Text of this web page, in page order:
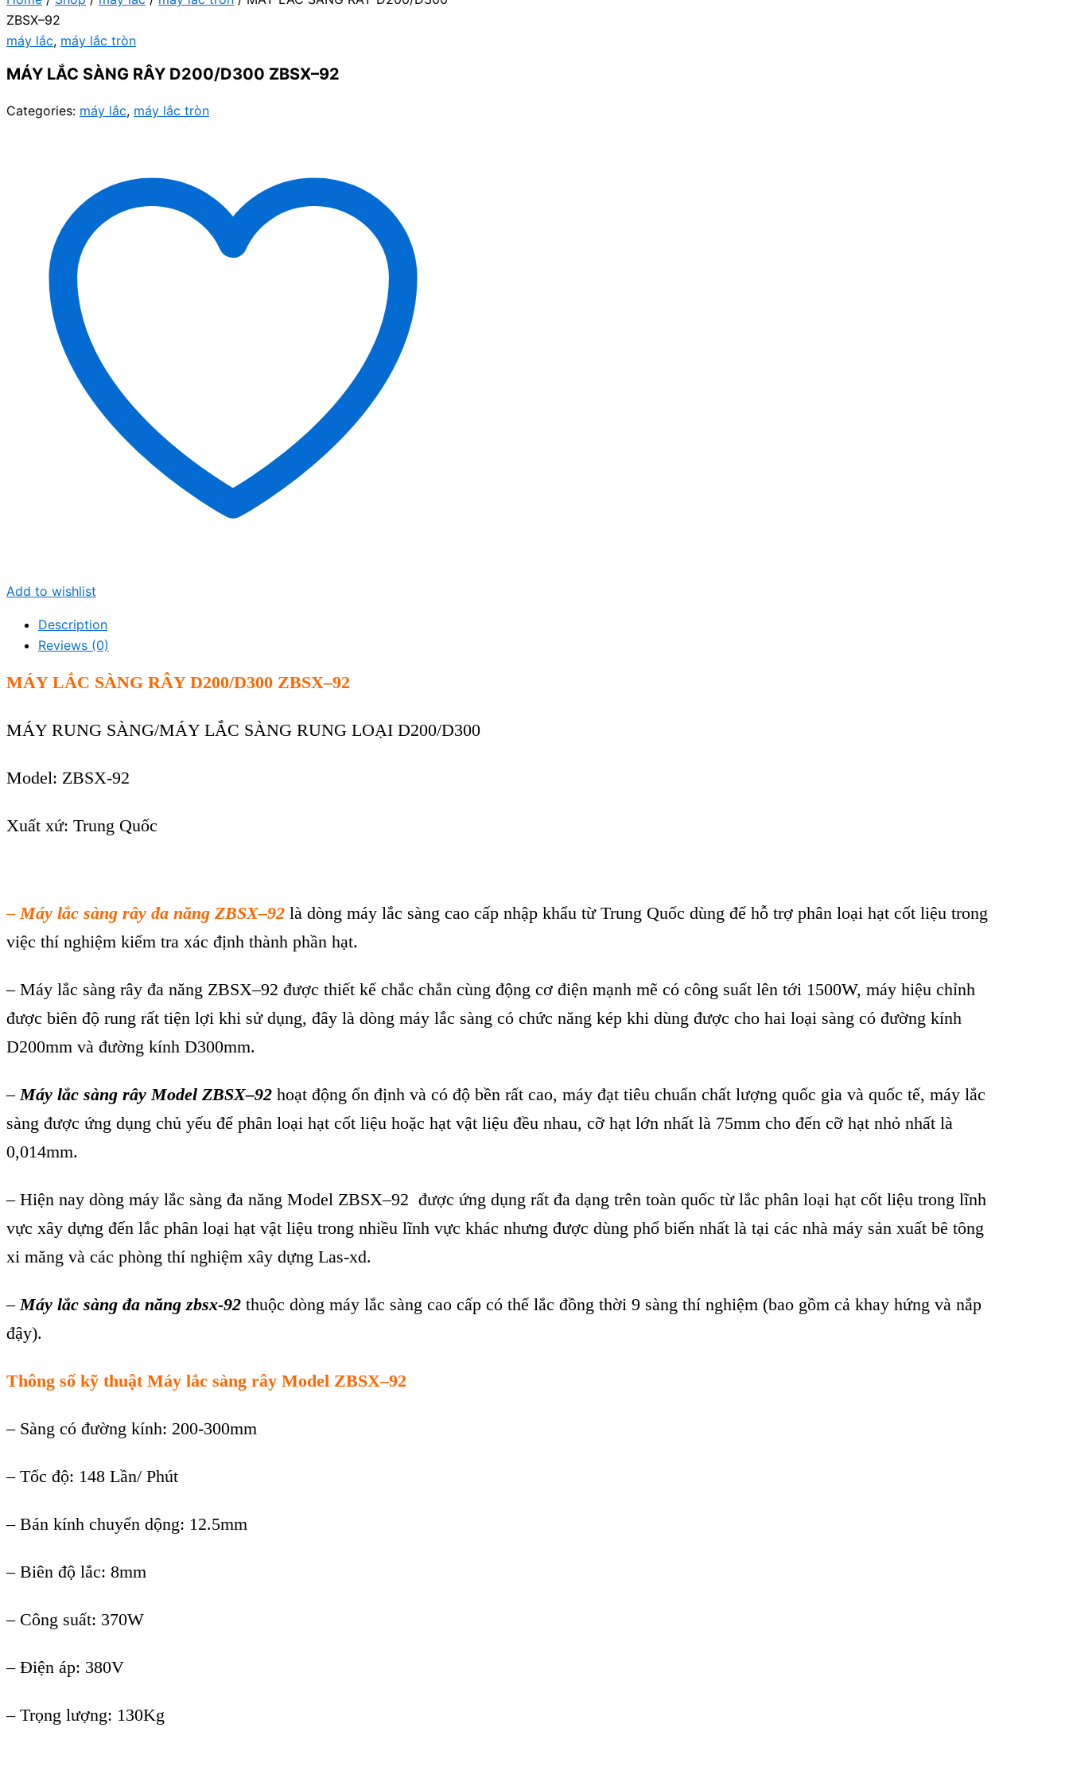
ZBSX–92
máy lắc, máy lắc tròn
MÁY LẮC SÀNG RÂY D200/D300 ZBSX–92
Categories: máy lắc, máy lắc tròn
Add to wishlist
Description
Reviews (0)
MÁY LẮC SÀNG RÂY D200/D300 ZBSX–92
MÁY RUNG SÀNG/MÁY LẮC SÀNG RUNG LOẠI D200/D300
Model: ZBSX-92
Xuất xứ: Trung Quốc
– Máy lắc sàng rây đa năng ZBSX–92 là dòng máy lắc sàng cao cấp nhập khẩu từ Trung Quốc dùng để hỗ trợ phân loại hạt cốt liệu trong
việc thí nghiệm kiểm tra xác định thành phần hạt.
– Máy lắc sàng rây đa năng ZBSX–92 được thiết kế chắc chắn cùng động cơ điện mạnh mẽ có công suất lên tới 1500W, máy hiệu chỉnh
được biên độ rung rất tiện lợi khi sử dụng, đây là dòng máy lắc sàng có chức năng kép khi dùng được cho hai loại sàng có đường kính
D200mm và đường kính D300mm.
– Máy lắc sàng rây Model ZBSX–92 hoạt động ổn định và có độ bền rất cao, máy đạt tiêu chuẩn chất lượng quốc gia và quốc tế, máy lắc
sàng được ứng dụng chủ yếu để phân loại hạt cốt liệu hoặc hạt vật liệu đều nhau, cỡ hạt lớn nhất là 75mm cho đến cỡ hạt nhỏ nhất là
0,014mm.
– Hiện nay dòng máy lắc sàng đa năng Model ZBSX–92 được ứng dụng rất đa dạng trên toàn quốc từ lắc phân loại hạt cốt liệu trong lĩnh
vực xây dựng đến lắc phân loại hạt vật liệu trong nhiều lĩnh vực khác nhưng được dùng phổ biến nhất là tại các nhà máy sản xuất bê tông
xi măng và các phòng thí nghiệm xây dựng Las-xd.
– Máy lắc sàng đa năng zbsx-92 thuộc dòng máy lắc sàng cao cấp có thể lắc đồng thời 9 sàng thí nghiệm (bao gồm cả khay hứng và nắp
đậy).
Thông số kỹ thuật Máy lắc sàng rây Model ZBSX–92
– Sàng có đường kính: 200-300mm
– Tốc độ: 148 Lần/ Phút
– Bán kính chuyển dộng: 12.5mm
– Biên độ lắc: 8mm
– Công suất: 370W
– Điện áp: 380V
– Trọng lượng: 130Kg